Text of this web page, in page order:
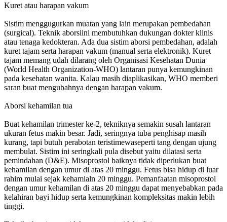
Kuret atau harapan vakum
Sistim menggugurkan muatan yang lain merupakan pembedahan
(surgical). Teknik aborsiini membutuhkan dukungan dokter klinis
atau tenaga kedokteran. Ada dua sistim aborsi pembedahan, adalah
kuret tajam serta harapan vakum (manual serta elektronik). Kuret
tajam memang udah dilarang oleh Organisasi Kesehatan Dunia
(World Health Organization-WHO) lantaran punya kemungkinan
pada kesehatan wanita. Kalau masih diaplikasikan, WHO memberi
saran buat mengubahnya dengan harapan vakum.
Aborsi kehamilan tua
Buat kehamilan trimester ke-2, tekniknya semakin susah lantaran
ukuran fetus makin besar. Jadi, seringnya tuba penghisap masih
kurang, tapi butuh perabotan teristimewaseperti tang dengan ujung
membulat. Sistim ini seringkali pula disebut yaitu dilatasi serta
pemindahan (D&E). Misoprostol baiknya tidak diperlukan buat
kehamilan dengan umur di atas 20 minggu. Fetus bisa hidup di luar
rahim mulai sejak kehamialn 20 minggu. Pemanfaatan misoprostol
dengan umur kehamilan di atas 20 minggu dapat menyebabkan pada
kelahiran bayi hidup serta kemungkinan kompleksitas makin lebih
tinggi.